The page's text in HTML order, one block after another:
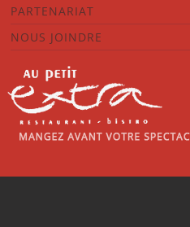
PARTENARIAT
NOUS JOINDRE